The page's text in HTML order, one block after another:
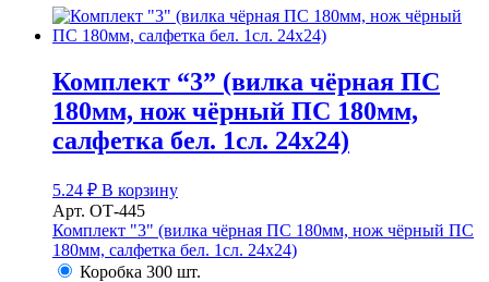
Комплект “3” (вилка чёрная ПС
180мм, нож чёрный ПС 180мм,
салфетка бел. 1сл. 24х24)
5.24 ₽ В корзину
Арт. ОТ-445
Комплект "3" (вилка чёрная ПС 180мм, нож чёрный ПС
180мм, салфетка бел. 1сл. 24х24)
Коробка 300 шт.